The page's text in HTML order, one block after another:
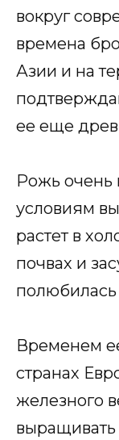
вокруг
времена
Азии и на
ее еще
Рожь очень
условиям
растет в
почвах и
Временем
странах
железного
выращивать